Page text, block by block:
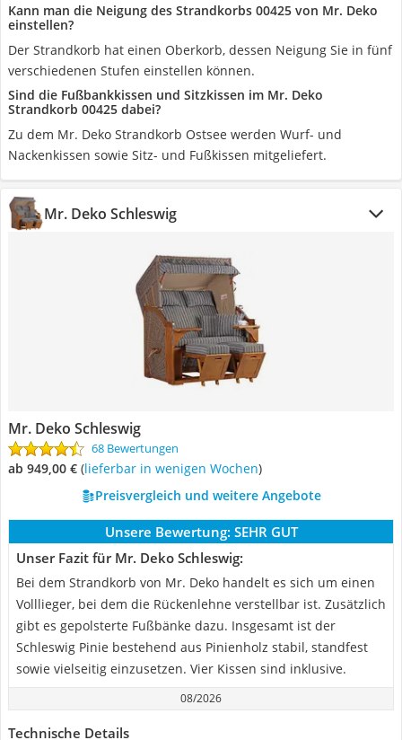
Kann man die Neigung des Strandkorbs 00425 von Mr. Deko
einstellen?
Der Strandkorb hat einen Oberkorb, dessen Neigung Sie in fünf
verschiedenen Stufen einstellen können.
Sind die Fußbankkissen und Sitzkissen im Mr. Deko
Strandkorb 00425 dabei?
Zu dem Mr. Deko Strandkorb Ostsee werden Wurf- und
Nackenkissen sowie Sitz- und Fußkissen mitgeliefert.
Mr. Deko Schleswig
Mr. Deko Schleswig
68 Bewertungen
ab 949,00 € ( Lieferbar in wenigen Wochen)
Preisvergleich und weitere Angebote
Unsere Bewertung: SEHR GUT
Unser Fazit für Mr. Deko Schleswig:
Bei dem Strandkorb von Mr. Deko handelt es sich um einen
Volllieger, bei dem die Rückenlehne verstellbar ist. Zusätzlich
gibt es gepolsterte Fußbänke dazu. Insgesamt ist der
Schleswig Pinie bestehend aus Pinienholz stabil, standfest
sowie vielseitig einzusetzen. Vier Kissen sind inklusive.
08/2026
Technische Details